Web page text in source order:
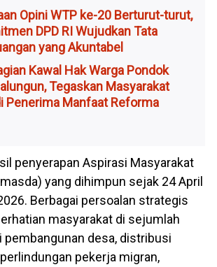
Opini WTP ke-20 Berturut-turut,
DPD RI Wujudkan Tata
yang Akuntabel
Kawal Hak Warga Pondok
Tegaskan Masyarakat
Penerima Manfaat Reforma
penyerapan Aspirasi Masyarakat
yang dihimpun sejak 24 April
Berbagai persoalan strategis
masyarakat di sejumlah
pembangunan desa, distribusi
pekerja migran,